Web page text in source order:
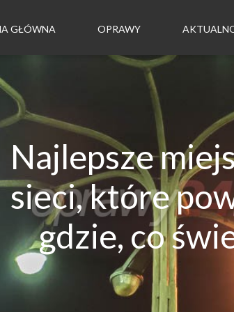
GŁÓWNA OPRAWY
Najlepsze
sieci, które
gdzie, co